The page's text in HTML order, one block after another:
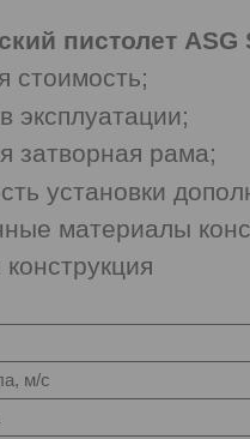
пистолет
стоимость;
эксплуатации;
затворная рама;
установки
материалы
м/с